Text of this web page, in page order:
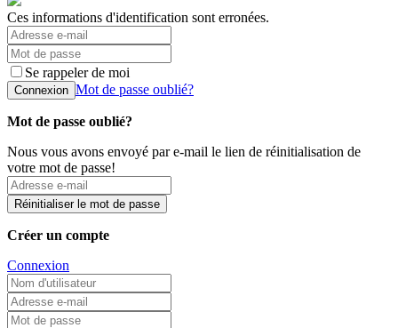
Ces informations d'identification sont erronées.
Se rappeler de moi
Connexion Mot de passe oublié?
Mot de passe oublié?
Nous vous avons envoyé par e-mail le lien de réinitialisation de
votre mot de passe!
Réinitialiser le mot de passe
Créer un compte
Connexion